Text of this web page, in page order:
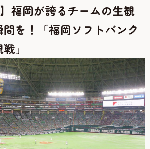
福岡が誇るチームの生観
を！「福岡ソフトバンク
」